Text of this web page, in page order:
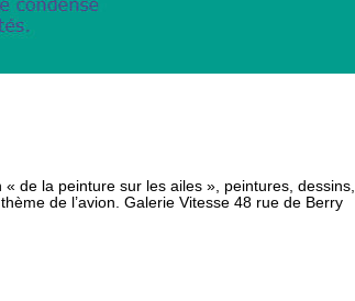
« de la peinture sur les ailes », peintures, dessins,
de l’avion. Galerie Vitesse 48 rue de Berry